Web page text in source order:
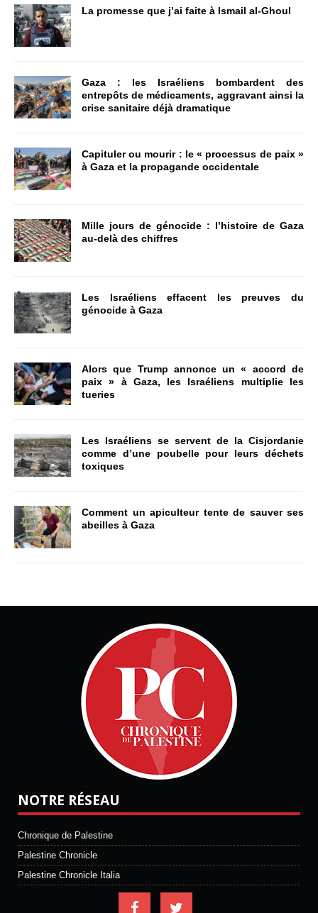
La promesse que j’ai faite à Ismail al-Ghoul
Gaza : les Israéliens bombardent des
entrepôts de médicaments, aggravant ainsi la
crise sanitaire déjà dramatique
Capituler ou mourir : le « processus de paix »
à Gaza et la propagande occidentale
Mille jours de génocide : l’histoire de Gaza
au-delà des chiffres
Les Israéliens effacent les preuves du
génocide à Gaza
Alors que Trump annonce un « accord de
paix » à Gaza, les Israéliens multiplie les
tueries
Les Israéliens se servent de la Cisjordanie
comme d’une poubelle pour leurs déchets
toxiques
Comment un apiculteur tente de sauver ses
abeilles à Gaza
NOTRE RÉSEAU
Chronique de Palestine
Palestine Chronicle
Palestine Chronicle Italia